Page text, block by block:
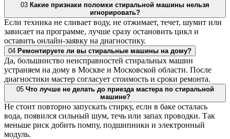
03 Какие признаки поломки стиральной машины нельзя
игнорировать?
Если техника не сливает воду, не отжимает, течет, шумит или
зависает на программе, лучше сразу остановить цикл и
оставить онлайн-заявку на диагностику.
04 Ремонтируете ли вы стиральные машины на дому?
Да, большинство неисправностей стиральных машин
устраняем на дому в Москве и Московской области. После
диагностики мастер согласует стоимость и сроки ремонта.
05 Что лучше не делать до приезда мастера по стиральной
машине?
Не стоит повторно запускать стирку, если в баке осталась
вода, появился сильный шум, течь или запах проводки. Так
меньше риск добить помпу, подшипники и электронный
модуль.